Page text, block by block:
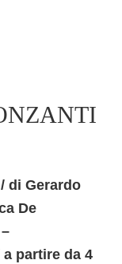
di Gerardo
De
a partire da 4